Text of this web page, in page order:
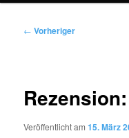
Beitragsnavigation
← Vorheriger
Veröffentlicht am15. März